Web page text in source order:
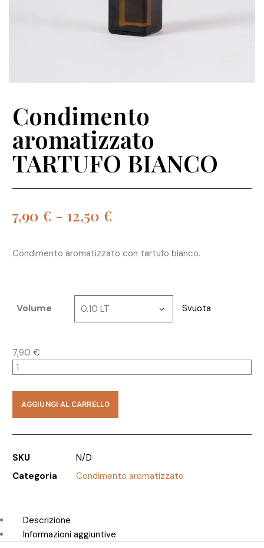
Condimento
aromatizzato
TARTUFO BIANCO
7,90 € - 12,50 €
Condimento aromatizzato con tartufo bianco.
Volume 0.10 LT Svuota
7,90 €
AGGIUNGI AL CARRELLO
SKU
N/D
Categoria
Condimento aromatizzato
Descrizione
Informazioni aggiuntive